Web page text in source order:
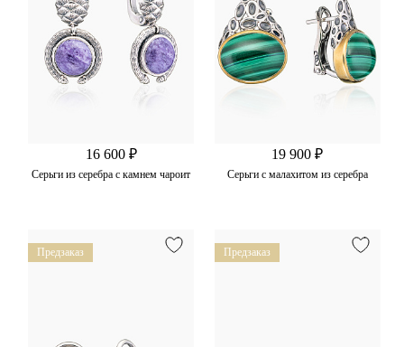
16 600 ₽
Серьги из серебра с камнем чароит
19 900 ₽
Серьги с малахитом из серебра
Предзаказ Предзаказ